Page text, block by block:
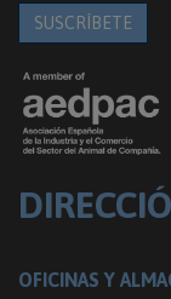
SUSCRÍBETE
OFICINAS Y